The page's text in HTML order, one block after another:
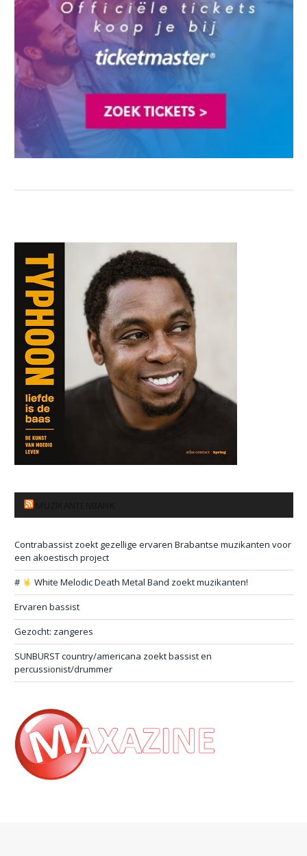
Contrabassist zoekt gezellige ervaren Brabantse muzikanten voor
een akoestisch project
#
White Melodic Death Metal Band zoekt muzikanten!
Ervaren bassist
Gezocht: zangeres
SUNBURST country/americana zoekt bassist en
percussionist/drummer